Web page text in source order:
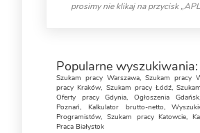
prosimy nie klikaj na przycisk
Popularne wyszukiwania:
Szukam pracy Warszawa, Szukam pracy
pracy Kraków, Szukam pracy Łódź,
Oferty pracy Gdynia,Ogłoszenia Gdańsk
Poznań, Kalkulator brutto-netto,
Programistów, Szukam pracy Katowcie,
Praca Białystok